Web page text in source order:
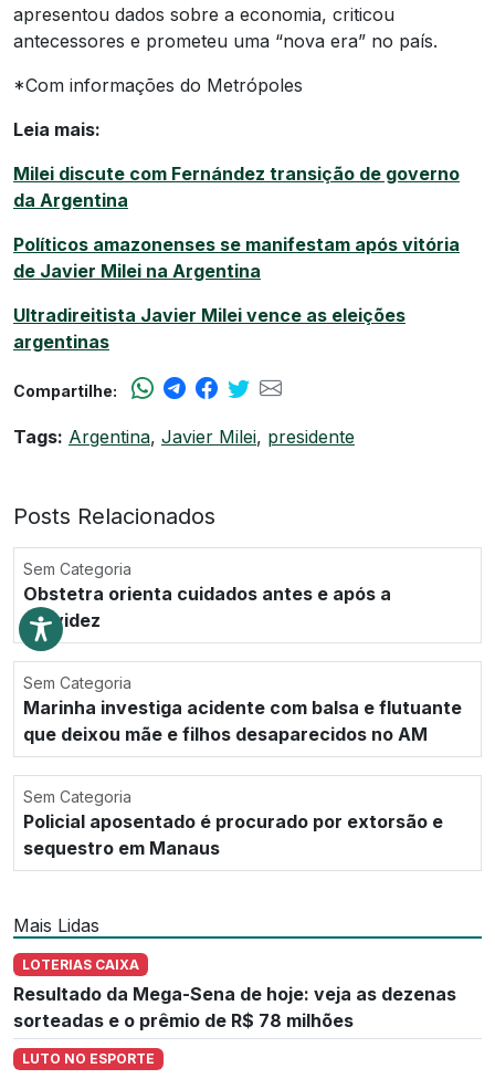
apresentou dados sobre a economia, criticou
antecessores e prometeu uma “nova era” no país.
*Com informações do Metrópoles
Leia mais:
Milei discute com Fernández transição de governo
da Argentina
Políticos amazonenses se manifestam após vitória
de Javier Milei na Argentina
Ultradireitista Javier Milei vence as eleições
argentinas
Compartilhe:
Tags: Argentina, Javier Milei, presidente
Posts Relacionados
Sem Categoria
Obstetra orienta cuidados antes e após a
gravidez
Sem Categoria
Marinha investiga acidente com balsa e flutuante
que deixou mãe e filhos desaparecidos no AM
Sem Categoria
Policial aposentado é procurado por extorsão e
sequestro em Manaus
Mais Lidas
LOTERIAS CAIXA
Resultado da Mega-Sena de hoje: veja as dezenas
sorteadas e o prêmio de R$ 78 milhões
LUTO NO ESPORTE